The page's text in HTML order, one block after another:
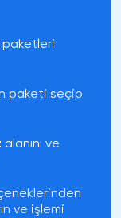
paketleri
paketi seçip
alanını ve
ve işlemi